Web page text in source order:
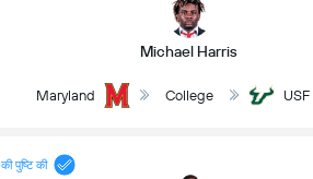
Michael Harris
Maryland College USF
की पुष्टि की